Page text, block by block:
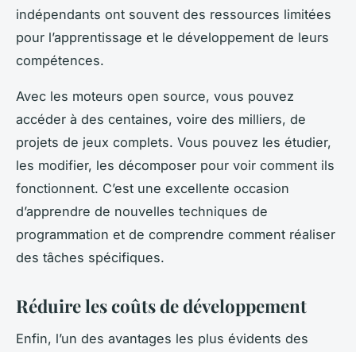
indépendants ont souvent des ressources limitées
pour l’apprentissage et le développement de leurs
compétences.
Avec les moteurs open source, vous pouvez
accéder à des centaines, voire des milliers, de
projets de jeux complets. Vous pouvez les étudier,
les modifier, les décomposer pour voir comment ils
fonctionnent. C’est une excellente occasion
d’apprendre de nouvelles techniques de
programmation et de comprendre comment réaliser
des tâches spécifiques.
Réduire les coûts de développement
Enfin, l’un des avantages les plus évidents des